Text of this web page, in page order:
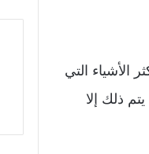
الأشياء التي
ذلك إلا